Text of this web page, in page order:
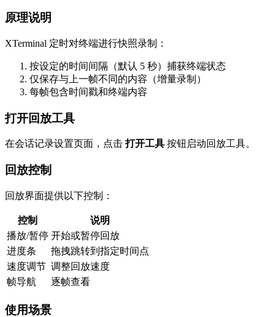
原理说明
XTerminal 定时对终端进行快照录制：
按设定的时间间隔（默认 5 秒）捕获终端状态
仅保存与上一帧不同的内容（增量录制）
每帧包含时间戳和终端内容
打开回放工具
在会话记录设置页面，点击打开工具 按钮启动回放工具。
回放控制
回放界面提供以下控制：
控制
说明
播放/暂停 开始或暂停回放
进度条
拖拽跳转到指定时间点
速度调节 调整回放速度
帧导航
逐帧查看
使用场景